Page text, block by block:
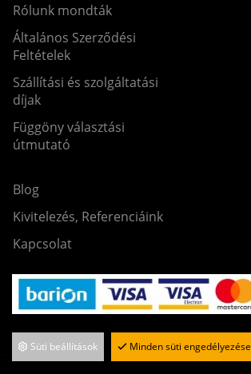
Rólunk mondták
Általános Szerződési
Feltételek
Szállítási és szolgáltatási
díjak
Függöny választási
útmutató
Blog
Kivitelezés, Referenciáink
Kapcsolat
Süti beállítások Minden süti engedélyezése